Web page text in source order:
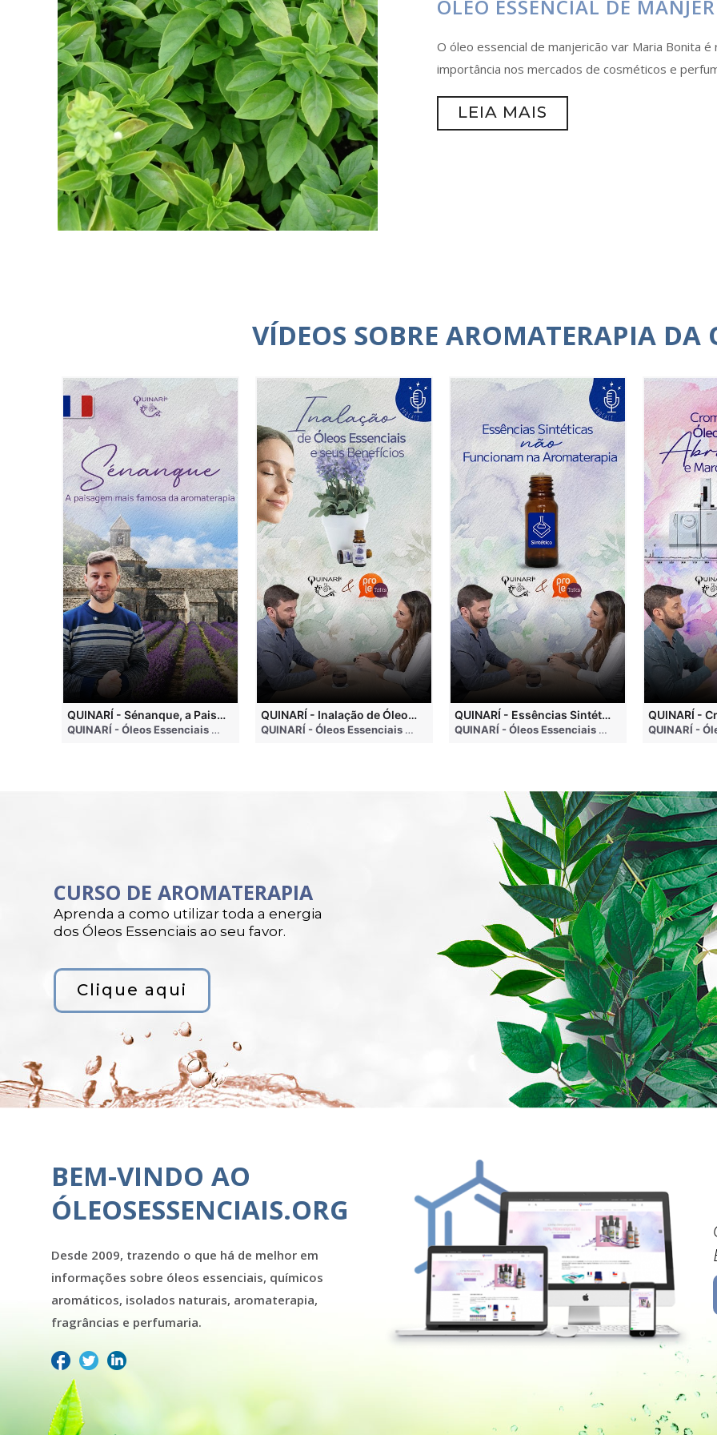
ÓLEO ESSENCIAL DE
O óleo essencial de manjericão var Maria Bonita
importância nos mercados de cosméticos e
LEIA MAIS
VÍDEOS SOBRE AROMATERAPIA DA
• 4 months ago
QUINARÍ - Sénanque, a Paisagem Mais Famosa da Aromaterapia
QUINARÍ - Óleos Essenciais e Aromaterapia • 3 weeks ago
QUINARÍ - Inalação de Óleos Essenciais e Seus Benefícios
QUINARÍ - Óleos Essenciais e Aromaterapia • 3 months ago
QUINARÍ - Essências Sintéticas NÃO Funcionam na Aromaterapia
QUINARÍ - Óleos Essenciais e Aromaterapia • 3
CURSO DE AROMATERAPIA
Aprenda a como utilizar toda a energia
dos Óleos Essenciais ao seu favor.
Clique aqui
BEM-VINDO AO
ÓLEOSESSENCIAIS.ORG
Desde 2009, trazendo o que há de melhor em
informações sobre óleos essenciais, químicos
aromáticos, isolados naturais, aromaterapia,
fragrâncias e perfumaria.